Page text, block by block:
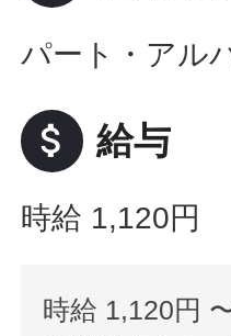
パート・アル
attach_money 給与
時給 1,120円
時給 1,120円